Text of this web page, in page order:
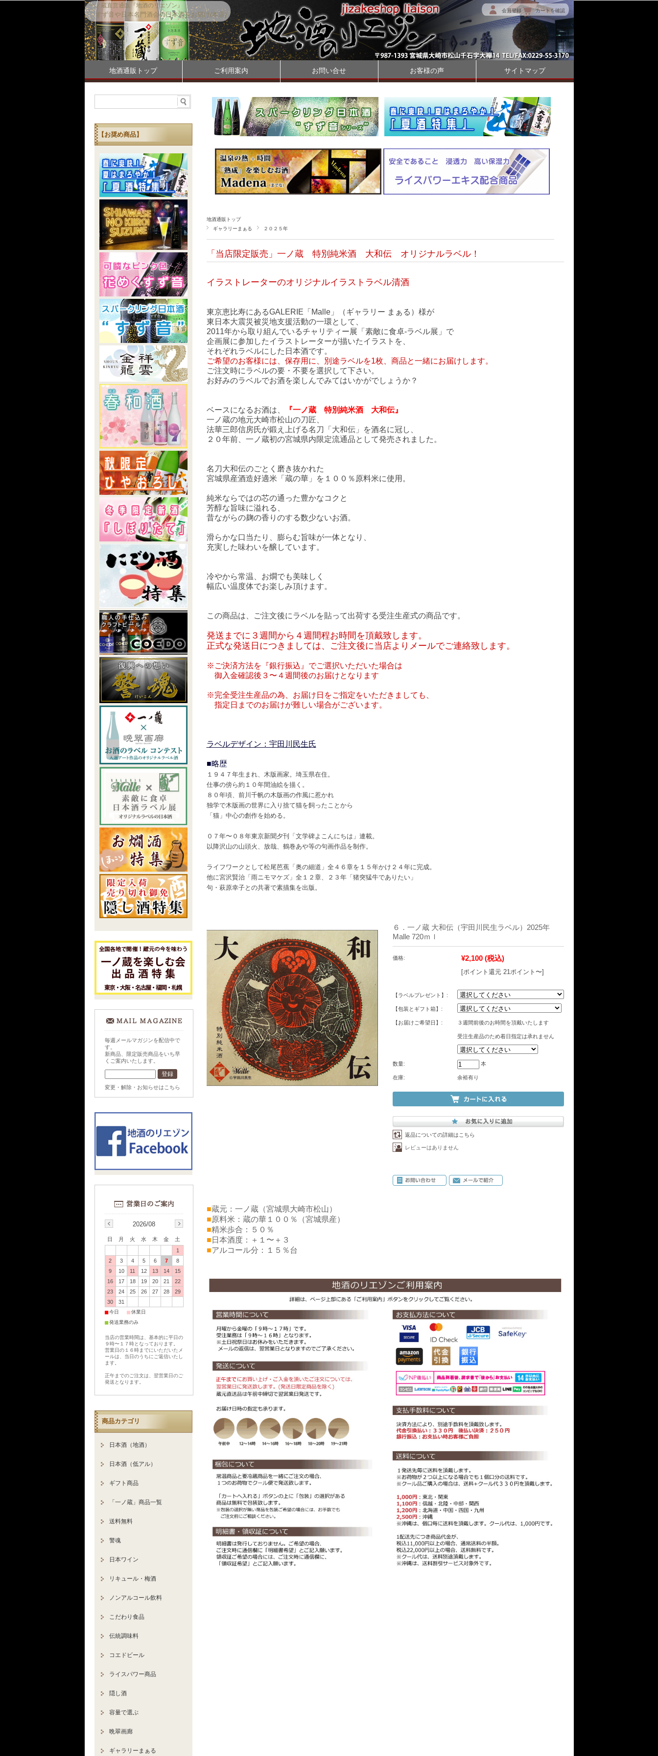
一ノ蔵直営通販『地酒のリエゾン』
すず音や日本名門酒会の日本酒をお届け(本店)
会員登録 カートを確認
地酒通販トップ ご利用案内 お問い合せ お客様の声 サイトマップ
地酒通販トップ
ギャラリーまぁる
２０２５年
「当店限定販売」一ノ蔵 特別純米酒 大和伝 オリジナルラベル！
イラストレーターのオリジナルイラストラベル清酒
東京恵比寿にあるGALERIE「Malle」（ギャラリー まぁる）様が
東日本大震災被災地支援活動の一環として、
2011年から取り組んでいるチャリティー展「素敵に食卓‐ラベル展」で
企画展に参加したイラストレーターが描いたイラストを、
それぞれラベルにした日本酒です。
ご希望のお客様には、保存用に、別途ラベルを1枚、商品と一緒にお届けします。
ご注文時にラベルの要・不要を選択して下さい。
お好みのラベルでお酒を楽しんでみてはいかがでしょうか？
ベースになるお酒は、
『一ノ蔵 特別純米酒 大和伝』
一ノ蔵の地元大崎市松山の刀匠、
法華三郎信房氏が鍛え上げる名刀「大和伝」を酒名に冠し、
２０年前、一ノ蔵初の宮城県内限定流通品として発売されました。
名刀大和伝のごとく磨き抜かれた
宮城県産酒造好適米「蔵の華」を１００％原料米に使用。
純米ならではの芯の通った豊かなコクと
芳醇な旨味に溢れる、
昔ながらの麹の香りのする数少ないお酒。
滑らかな口当たり、膨らむ旨味が一体となり、
充実した味わいを醸しています。
冷やから常温、お燗でも美味しく
幅広い温度体でお楽しみ頂けます。
この商品は、ご注文後にラベルを貼って出荷する受注生産式の商品です。
発送までに３週間から４週間程お時間を頂戴致します。
正式な発送日につきましては、ご注文後に当店よりメールでご連絡致します。
※ご決済方法を『銀行振込』でご選択いただいた場合は
御入金確認後３〜４週間後のお届けとなります
※完全受注生産品の為、お届け日をご指定をいただきましても、
指定日までのお届けが難しい場合がございます。
ラベルデザイン：宇田川民生氏
■略歴
１９４７年生まれ、木版画家。埼玉県在住。
仕事の傍ら約１０年間油絵を描く。
８０年頃、前川千帆の木版画の作風に惹かれ
独学で木版画の世界に入り捨て猫を飼ったことから
「猫」中心の創作を始める。
０７年〜０８年東京新聞夕刊「文学碑よこんにちは」連載。
以降沢山の山頭火、放哉、鶴巻あや等の句画作品を制作。
ライフワークとして松尾芭蕉「奥の細道」全４６章を１５年かけ２４年に完成。
他に宮沢賢治「雨ニモマケズ」全１２章、２３年「猪突猛牛でありたい」
句・萩原幸子との共著で素描集を出版。
６．一ノ蔵 大和伝（宇田川民生ラベル）2025年
Malle 720ｍｌ
価格: ¥2,100 (税込)
[ポイント還元 21ポイント〜]
【ラベルプレゼント】:
【包装とギフト箱】:
【お届けご希望日】: ３週間前後のお時間を頂戴いたします
受注生産品のため着日指定は承れません
数量: 本
在庫: 余裕有り
返品についての詳細はこちら
レビューはありません
■蔵元：一ノ蔵（宮城県大崎市松山）
■原料米：蔵の華１００％（宮城県産）
■精米歩合：５０％
■ 日本酒度：＋１〜＋３
■アルコール分：１５％台
【お奨め商品】
毎週メールマガジンを配信中で
す。
新商品、限定販売商品をいち早
くご案内いたします。
変更・解除・お知らせはこちら
2026/08
日 月 火 水 木 金
土
1
2
3 4 5 6 7
8
9
10 11 12 13 14
15
16
17 18 19 20 21
22
23
24 25 26 27 28
29
30
31
■ 今日 ■ 休業日
■ 発送業務のみ
当店の営業時間は、基本的に平日の
９時〜１７時となっております。
営業日の１６時までにいただいたメ
ールは、当日のうちにご返信いたし
ます。
正午までのご注文は、翌営業日のご
発送となります。
商品カテゴリ
日本酒（地酒）
日本酒（低アル）
ギフト商品
「一ノ蔵」商品一覧
送料無料
警魂
日本ワイン
リキュール・梅酒
ノンアルコール飲料
こだわり食品
伝統調味料
コエドビール
ライスパワー商品
隠し酒
容量で選ぶ
晩翠画廊
ギャラリーまぁる